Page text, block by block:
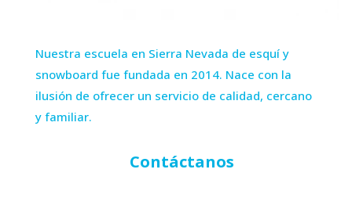
Nuestra escuela en Sierra Nevada de esquí y
snowboard fue fundada en 2014. Nace con la
ilusión de ofrecer un servicio de calidad, cercano
y familiar.
Contáctanos